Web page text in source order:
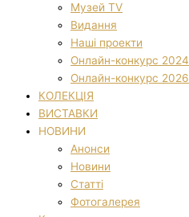
Музей TV
Видання
Наші проекти
Онлайн-конкурс 2024
Онлайн-конкурс 2026
КОЛЕКЦІЯ
ВИСТАВКИ
НОВИНИ
Анонси
Новини
Статті
Фотогалерея